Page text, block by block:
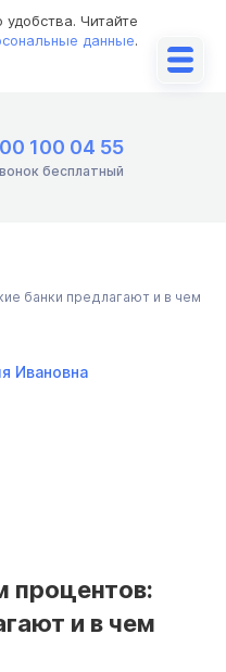
удобства. Читайте
данные.
100 04 55
бесплатный
банки предлагают и в чем
Ивановна
процентов:
и в чем